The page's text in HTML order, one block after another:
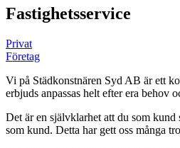
Fastighetsservice
Privat
Företag
Vi på Städkonstnären Syd AB är ett
erbjuds anpassas helt efter era behov
Det är en självklarhet att du som
som kund. Detta har gett oss många